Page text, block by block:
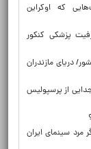
که اوکراین
پزشکی کنکور
دریای مازندران
از پرسپولیس
مرد سینمای ایران